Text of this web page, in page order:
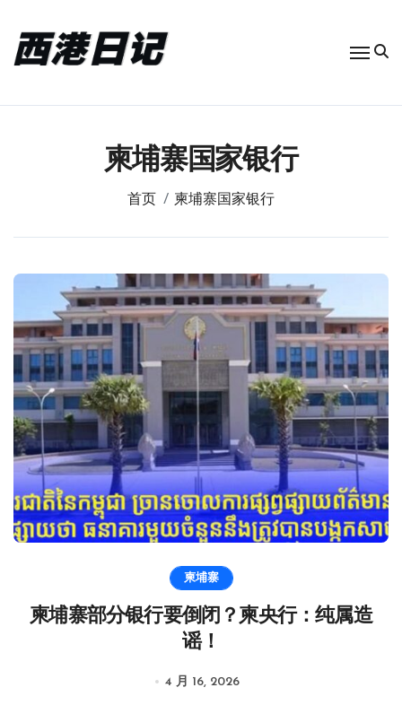
柬埔寨国家银行
首页 柬埔寨国家银行
柬埔寨
柬埔寨部分银行要倒闭？柬央行：纯属造
谣！
4 月 16, 2026